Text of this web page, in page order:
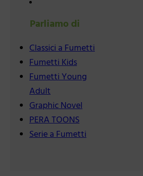
Parliamo di
Classici a Fumetti
Fumetti Kids
Fumetti Young
Adult
Graphic Novel
PERA TOONS
Serie a Fumetti